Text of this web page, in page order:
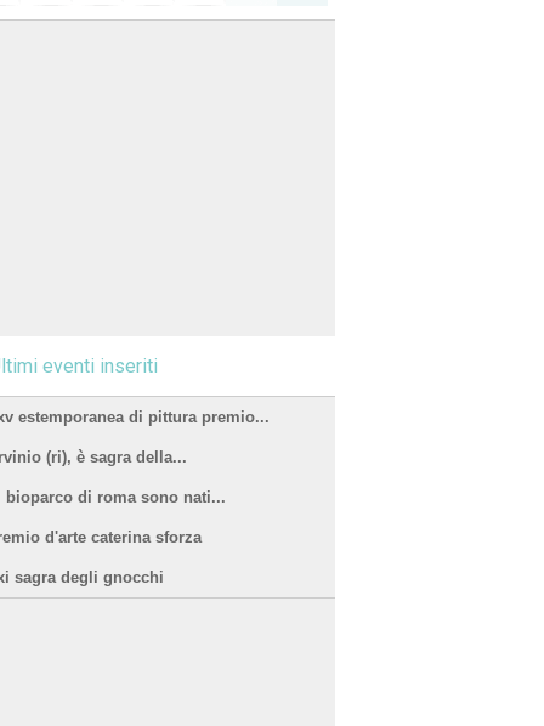
eventi inseriti
estemporanea di pittura premio...
(ri), è sagra della...
bioparco di roma sono nati...
d'arte caterina sforza
sagra degli gnocchi